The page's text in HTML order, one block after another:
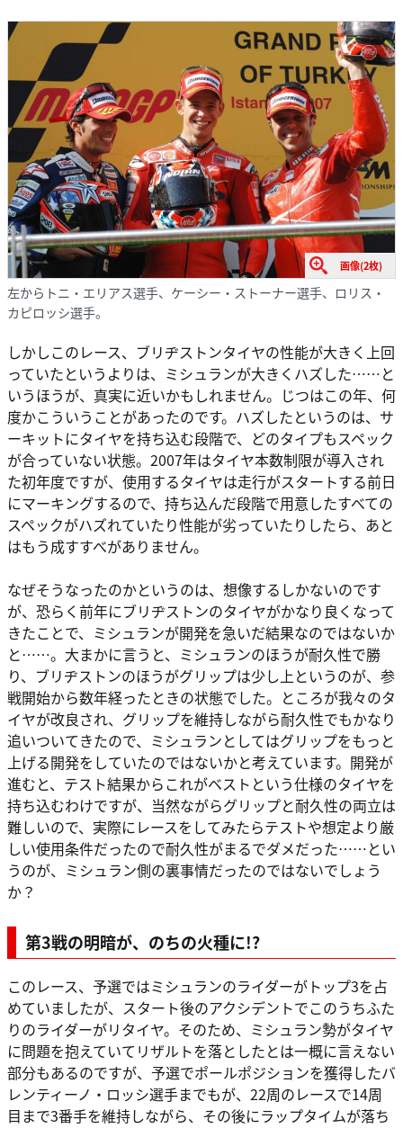
画像(2枚)
左からトニ・エリアス選手、ケーシー・ストーナー選手、ロリス・
カピロッシ選手。
しかしこのレース、ブリヂストンタイヤの性能が大きく上回
っていたというよりは、ミシュランが大きくハズした……と
いうほうが、真実に近いかもしれません。じつはこの年、何
度かこういうことがあったのです。ハズしたというのは、サ
ーキットにタイヤを持ち込む段階で、どのタイプもスペック
が合っていない状態。2007年はタイヤ本数制限が導入され
た初年度ですが、使用するタイヤは走行がスタートする前日
にマーキングするので、持ち込んだ段階で用意したすべての
スペックがハズれていたり性能が劣っていたりしたら、あと
はもう成すすべがありません。
なぜそうなったのかというのは、想像するしかないのです
が、恐らく前年にブリヂストンのタイヤがかなり良くなって
きたことで、ミシュランが開発を急いだ結果なのではないか
と……。大まかに言うと、ミシュランのほうが耐久性で勝
り、ブリヂストンのほうがグリップは少し上というのが、参
戦開始から数年経ったときの状態でした。ところが我々のタ
イヤが改良され、グリップを維持しながら耐久性でもかなり
追いついてきたので、ミシュランとしてはグリップをもっと
上げる開発をしていたのではないかと考えています。開発が
進むと、テスト結果からこれがベストという仕様のタイヤを
持ち込むわけですが、当然ながらグリップと耐久性の両立は
難しいので、実際にレースをしてみたらテストや想定より厳
しい使用条件だったので耐久性がまるでダメだった……とい
うのが、ミシュラン側の裏事情だったのではないでしょう
か？
第3戦の明暗が、のちの火種に!?
このレース、予選ではミシュランのライダーがトップ3を占
めていましたが、スタート後のアクシデントでこのうちふた
りのライダーがリタイヤ。そのため、ミシュラン勢がタイヤ
に問題を抱えていてリザルトを落としたとは一概に言えない
部分もあるのですが、予選でポールポジションを獲得したバ
レンティーノ・ロッシ選手までもが、22周のレースで14周
目まで3番手を維持しながら、その後にラップタイムが落ち